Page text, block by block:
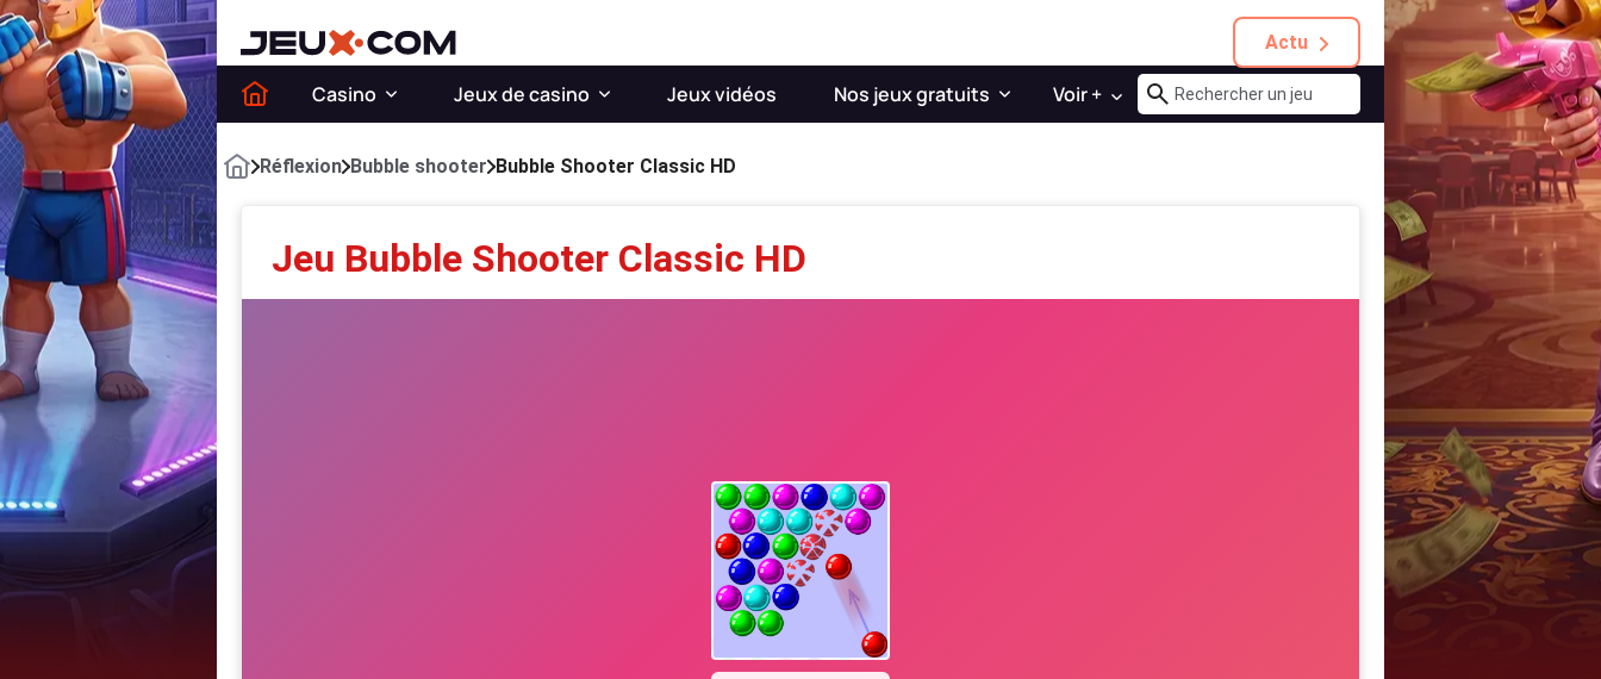
Actu
Casino Jeux de casino Jeux vidéos Nos jeux gratuits Voir +
Réflexion Bubble shooter Bubble Shooter Classic HD
Jeu Bubble Shooter Classic HD